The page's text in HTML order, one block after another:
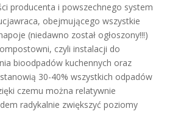
producenta i powszechnego system
obejmującego wszystkie
(niedawno został ogłoszony!!!)
czyli instalacji do
bioodpadów kuchennych oraz
30-40% wszystkich odpadów
czemu można relatywnie
radykalnie zwiększyć poziomy